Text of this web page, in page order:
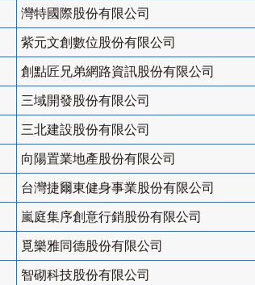
灣特國際股份有限公司
紫元文創數位股份有限公司
創點匠兄弟網路資訊股份有限公司
三域開發股份有限公司
三北建設股份有限公司
向陽置業地產股份有限公司
台灣捷爾東健身事業股份有限公司
嵐庭集序創意行銷股份有限公司
覓樂雅同德股份有限公司
智砌科技股份有限公司